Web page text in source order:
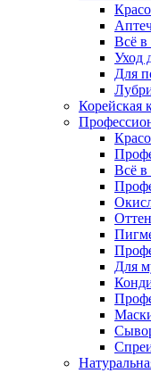
Всё в
Уход
Для
Корейская
Всё в
Для